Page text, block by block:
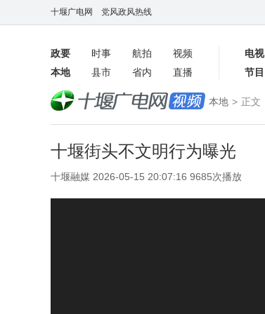
十堰广电网 党风政风热线
政要 时事 航拍
视频
本地
县市 省内 直播
电视
节目
数字报
本地 > 正文
十堰街头不文明行为曝光
十堰融媒 2026-05-15 20:07:16 9685次播放